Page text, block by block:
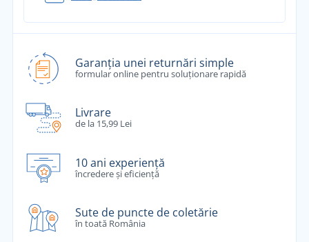
Garanția unei returnări simple
formular online pentru soluționare rapidă
Livrare
de la 15,99 Lei
10 ani experiență
încredere și eficiență
Sute de puncte de coletărie
în toată România